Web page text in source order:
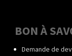
BON À
Demande de